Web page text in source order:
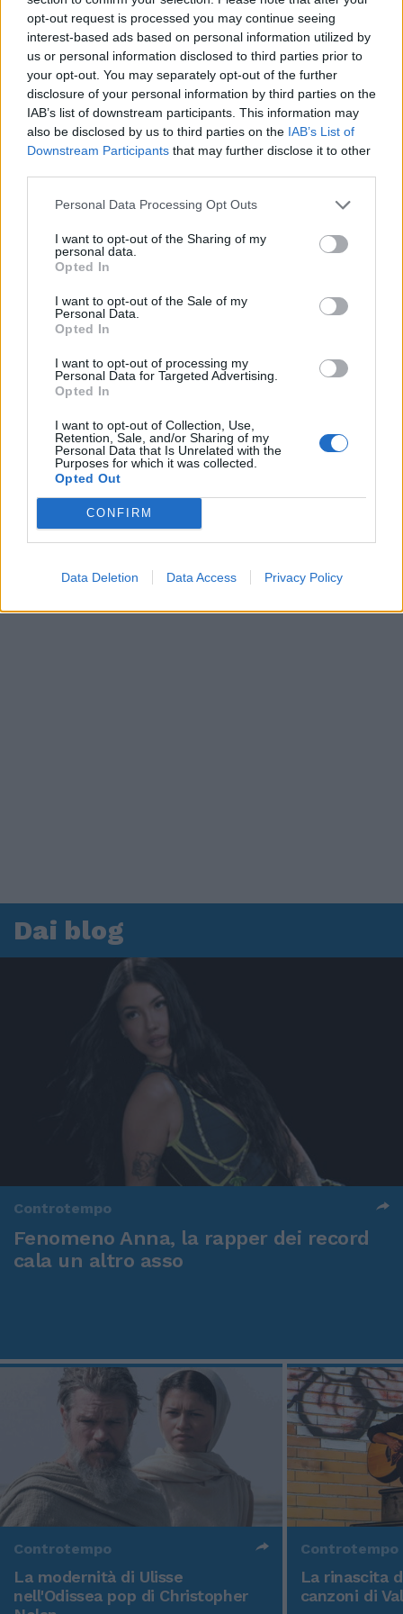
opt-out request is processed you may continue seeing
interest-based ads based on personal information utilized by
us or personal information disclosed to third parties prior to
your opt-out. You may separately opt-out of the further
disclosure of your personal information by third parties on the
IAB’s list of downstream participants. This information may
also be disclosed by us to third parties on the IAB’s List of
Downstream Participants that may further disclose it to other
Personal Data Processing Opt Outs
I want to opt-out of the Sharing of my
personal data.
Opted In
I want to opt-out of the Sale of my
Personal Data.
Opted In
I want to opt-out of processing my
Personal Data for Targeted Advertising.
Opted In
I want to opt-out of Collection, Use,
Retention, Sale, and/or Sharing of my
Personal Data that Is Unrelated with the
Purposes for which it was collected.
Opted Out
CONFIRM
Data Deletion Data Access Privacy Policy
Dai blog
Controtempo
Fenomeno Anna, la rapper dei record
cala un altro asso
Controtempo
La modernità di Ulisse
nell'Odissea pop di Christopher
Controtempo
La rinascita
canzoni di